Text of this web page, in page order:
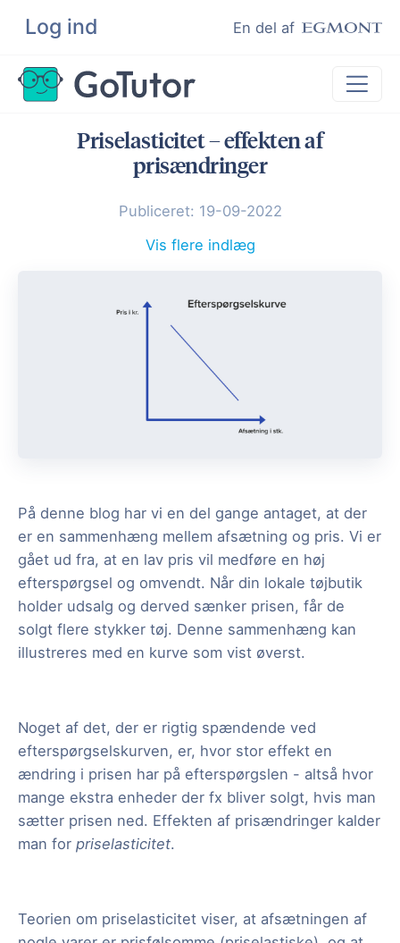
Log ind En del af
Søg
Hjælp til ordblinde
Kundeudtalelser
Priselasticitet – effekten af
prisændringer
Publiceret: 19-09-2022
Vis flere indlæg
På denne blog har vi en del gange antaget, at der
er en sammenhæng mellem afsætning og pris. Vi er
gået ud fra, at en lav pris vil medføre en høj
efterspørgsel og omvendt. Når din lokale tøjbutik
holder udsalg og derved sænker prisen, får de
solgt flere stykker tøj. Denne sammenhæng kan
illustreres med en kurve som vist øverst.
Noget af det, der er rigtig spændende ved
efterspørgselskurven, er, hvor stor effekt en
ændring i prisen har på efterspørgslen - altså hvor
mange ekstra enheder der fx bliver solgt, hvis man
sætter prisen ned. Effekten af prisændringer kalder
man for priselasticitet.
Teorien om priselasticitet viser, at afsætningen af